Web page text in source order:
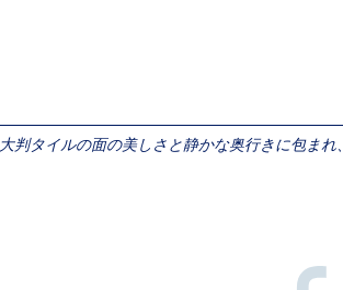
大判タイルの面の美しさと静かな奥行きに包ま